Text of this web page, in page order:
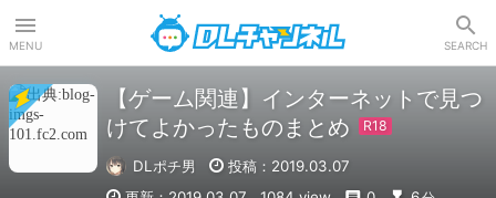
MENU SEARCH
【ゲーム関連】インターネットで見つ
けてよかったものまとめ
DLポチ男
投稿：2019.03.07